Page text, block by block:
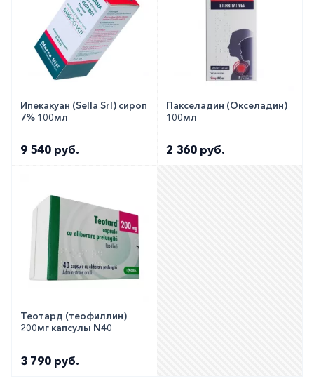
Ипекакуан (Sella Srl) сироп
7% 100мл
9 540 руб.
Пакселадин (Окселадин)
100мл
2 360 руб.
Теотард (теофиллин)
200мг капсулы N40
3 790 руб.